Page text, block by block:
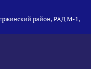
район, РАД М-1,